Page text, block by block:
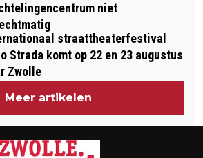
niet
straattheaterfestival
Strada komt op 22 en 23 augustus
Zwolle
Meer artikelen